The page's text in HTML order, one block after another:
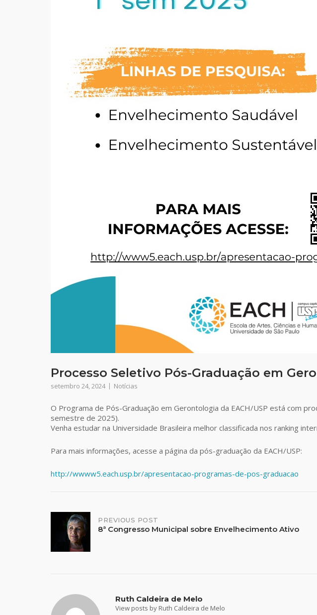
Processo Seletivo Pós-Graduação em
setembro 24, 2024 Notícias
O Programa de Pós-Graduação em Gerontologia da EACH/USP está com
semestre de 2025).
Venha estudar na Universidade Brasileira melhor classificada nos ranking
Para mais informações, acesse a página da pós-graduação da EACH/USP:
http://wwww5.each.usp.br/apresentacao-programas-de-pos-graduacao
Post
navigation
PREVIOUS POST
8ª Congresso Municipal sobre Envelhecimento Ativo
Ruth Caldeira de Melo
View posts by Ruth Caldeira de Melo